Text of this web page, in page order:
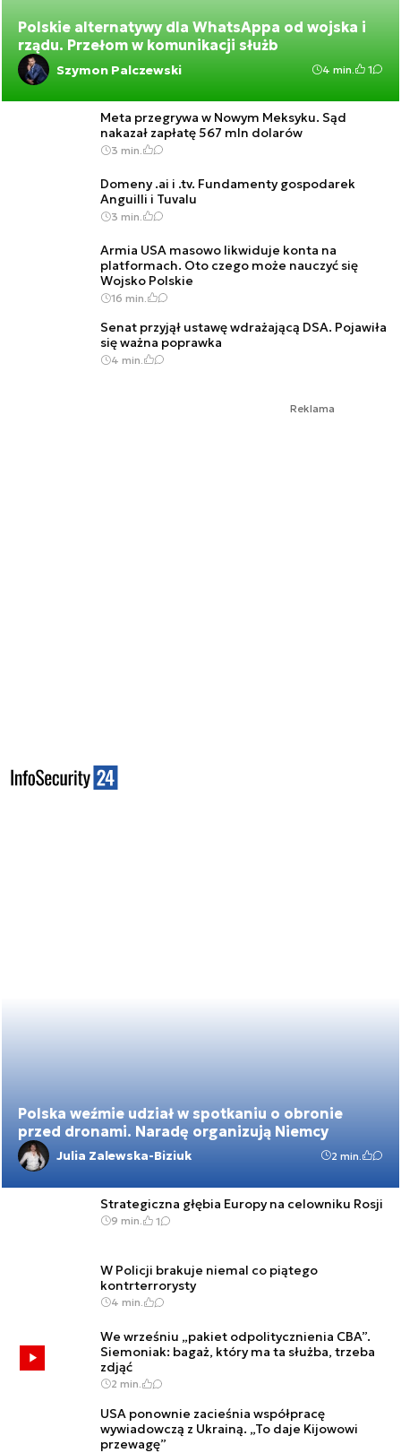
Polskie alternatywy dla WhatsAppa od wojska i
rządu. Przełom w komunikacji służb
Szymon Palczewski 4 min. 1
Meta przegrywa w Nowym Meksyku. Sąd
nakazał zapłatę 567 mln dolarów
3 min.
Domeny .ai i .tv. Fundamenty gospodarek
Anguilli i Tuvalu
3 min.
Armia USA masowo likwiduje konta na
platformach. Oto czego może nauczyć się
Wojsko Polskie
16 min.
Senat przyjął ustawę wdrażającą DSA. Pojawiła
się ważna poprawka
4 min.
Reklama
Polska weźmie udział w spotkaniu o obronie
przed dronami. Naradę organizują Niemcy
Julia Zalewska-Biziuk 2 min.
Strategiczna głębia Europy na celowniku Rosji
9 min. 1
W Policji brakuje niemal co piątego
kontrterrorysty
4 min.
We wrześniu „pakiet odpolitycznienia CBA”.
Siemoniak: bagaż, który ma ta służba, trzeba
zdjąć
2 min.
USA ponownie zacieśnia współpracę
wywiadowczą z Ukrainą. „To daje Kijowowi
przewagę”